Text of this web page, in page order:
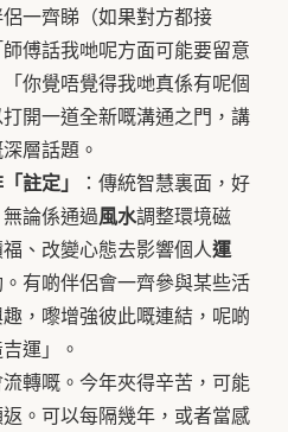
一齊睇（如果對方都接
傅話我哋呢方面可能要留意
你覺唔覺得我哋真係有呢個
開一道全新嘅溝通之門，講
層話題。
註定」
：傳統智慧裏面，好
論係通過風水調整環境磁
、改變心態去影響個人運
有啲伴侶會一齊參與某些活
，嚟增強彼此嘅連結，呢啲
運」。
轉嘅。今年夾得辛苦，可能
。可以每隔幾年，或者當感